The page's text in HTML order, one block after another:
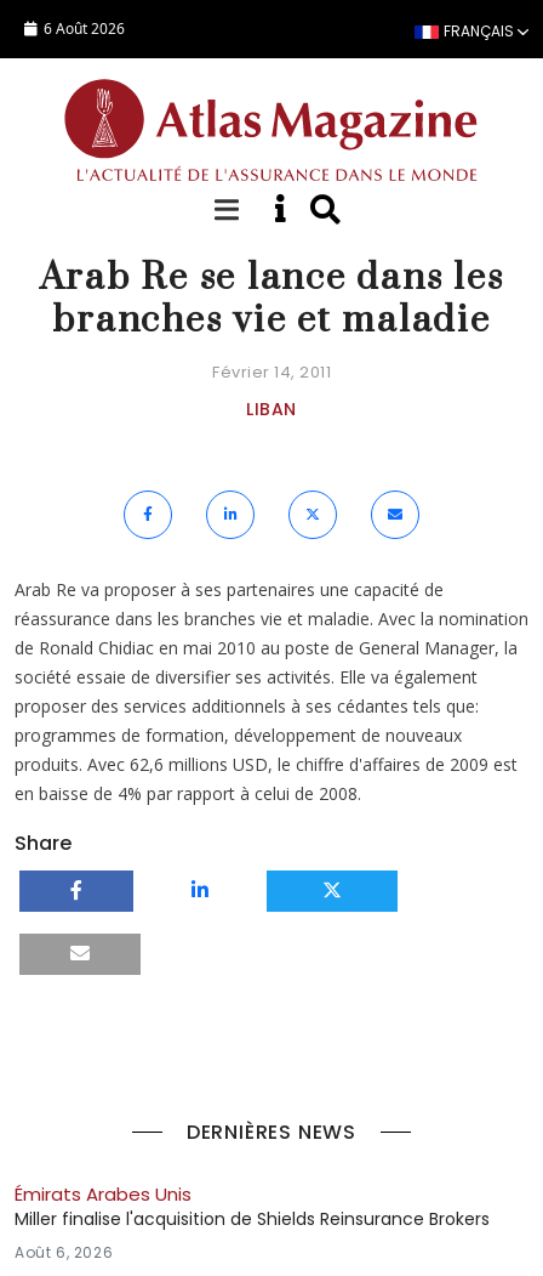
6 Août 2026 FRANÇAIS
ACTUALITÉ
Arab Re se lance dans les
branches vie et maladie
Février 14, 2011
LIBAN
Arab Re va proposer à ses partenaires une capacité de
réassurance dans les branches vie et maladie. Avec la nomination
de Ronald Chidiac en mai 2010 au poste de General Manager, la
société essaie de diversifier ses activités. Elle va également
proposer des services additionnels à ses cédantes tels que:
programmes de formation, développement de nouveaux
produits. Avec 62,6 millions USD, le chiffre d'affaires de 2009 est
en baisse de 4% par rapport à celui de 2008.
Share
DERNIÈRES NEWS
Émirats Arabes Unis
Miller finalise l'acquisition de Shields Reinsurance Brokers
Août 6, 2026